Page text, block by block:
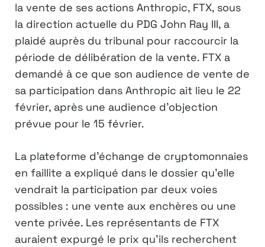
la vente de ses actions Anthropic, FTX, sous
la direction actuelle du PDG John Ray III, a
plaidé auprès du tribunal pour raccourcir la
période de délibération de la vente. FTX a
demandé à ce que son audience de vente de
sa participation dans Anthropic ait lieu le 22
février, après une audience d’objection
prévue pour le 15 février.
La plateforme d’échange de cryptomonnaies
en faillite a expliqué dans le dossier qu’elle
vendrait la participation par deux voies
possibles : une vente aux enchères ou une
vente privée. Les représentants de FTX
auraient expurgé le prix qu’ils recherchent